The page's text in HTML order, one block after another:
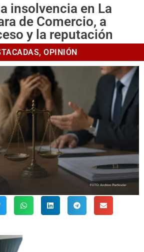
insolvencia en La
de Comercio, a
y la reputación
,OPINIÓN